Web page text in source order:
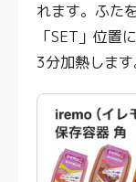
れます。ふた
「SET」位置
3分加熱します